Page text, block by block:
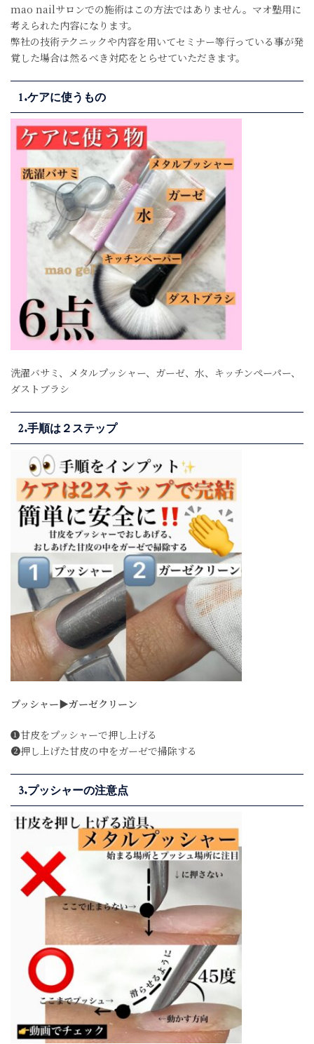
mao nailサロンでの施術はこの方法ではありません。マオ塾用に
考えられた内容になります。
弊社の技術テクニックや内容を用いてセミナー等行っている事が発
覚した場合は然るべき対応をとらせていただきます。
1.ケアに使うもの
洗濯バサミ、メタルプッシャー、ガーゼ、水、キッチンペーパー、
ダストブラシ
2.手順は２ステップ
プッシャー▶︎ガーゼクリーン
❶甘皮をプッシャーで押し上げる
❷押し上げた甘皮の中をガーゼで掃除する
3.プッシャーの注意点